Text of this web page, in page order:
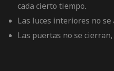
cada cierto tiempo.
Las luces interiores no se
Las puertas no se